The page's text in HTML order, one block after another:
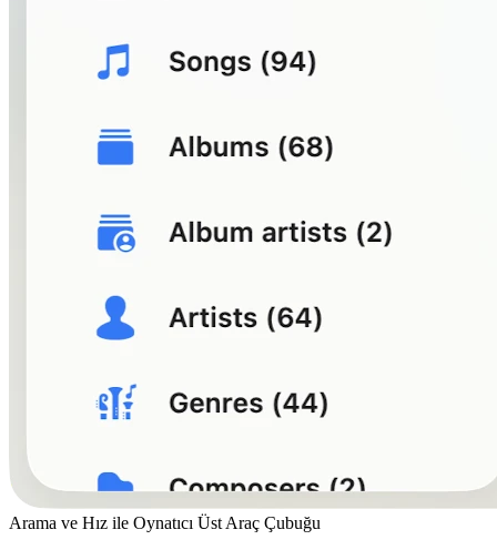
Arama ve Hız ile Oynatıcı Üst Araç Çubuğu